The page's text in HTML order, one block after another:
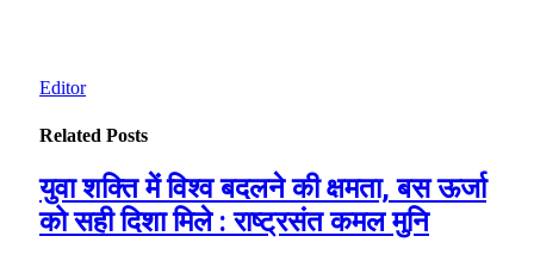
Editor
Related Posts
युवा शक्ति में विश्व बदलने की क्षमता, बस ऊर्जा
को सही दिशा मिले : राष्ट्रसंत कमल मुनि